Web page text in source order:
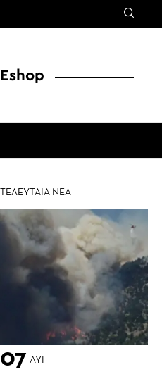
Eshop
ΤΕΛΕΥΤΑΙΑ ΝΕΑ
07 ΑΥΓ